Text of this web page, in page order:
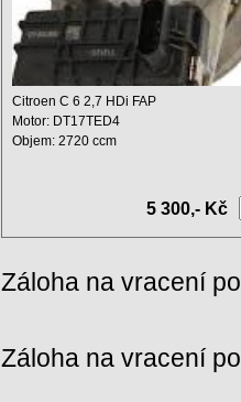
Citroen C 6 2,7 HDi FAP
Motor: DT17TED4
Objem: 2720 ccm
5 300,- Kč
Záloha na vracení
Záloha na vracení